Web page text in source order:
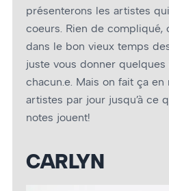
présenterons les artistes
coeurs. Rien de compliqué,
dans le bon vieux temps
juste vous donner
chacun.e. Mais on fait ça en
artistes par jour jusqu’à ce
notes jouent!
CARLYN